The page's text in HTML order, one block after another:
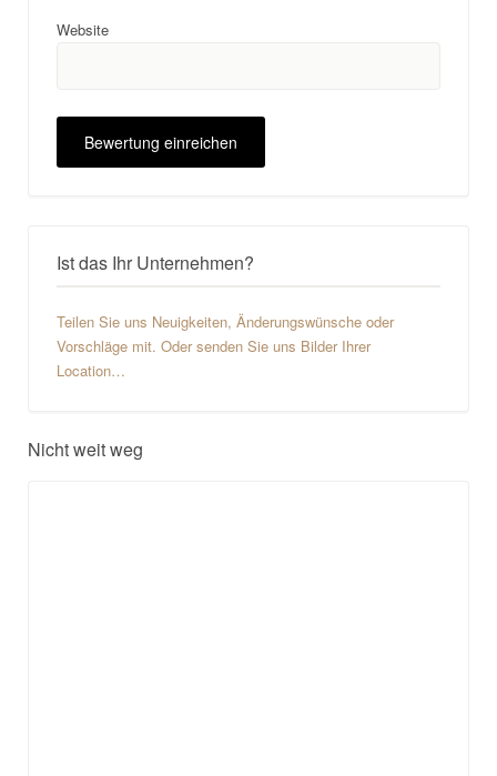
Website
Ist das Ihr Unternehmen?
Teilen Sie uns Neuigkeiten, Änderungswünsche oder
Vorschläge mit. Oder senden Sie uns Bilder Ihrer
Location…
Nicht weit weg